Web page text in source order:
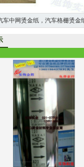
车中网烫金纸，汽车格栅烫
为韩国ITW烫金纸华东区代理商
金纸TORAY烫金纸华东区总
为德国库尔兹烫金纸一级代理
金纸尾池烫金纸华东区总代理
纸专业供应商